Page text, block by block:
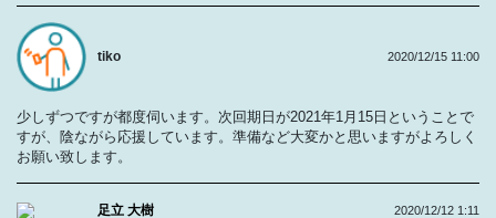
tiko
少しずつですが都度伺います。次回期日が2021年1月15日ということで
すが、陰ながら応援しています。準備など大変かと思いますがよろしく
お願い致します。
2020/12/15 11:00
足立 大樹 2020/12/12 1:11